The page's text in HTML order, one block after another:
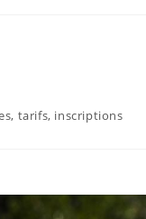
tarifs, inscriptions